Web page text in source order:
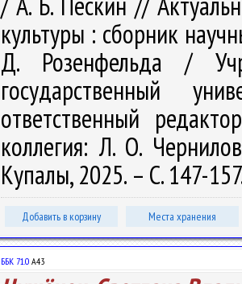
культуры : сборник
Д. Розенфельда /
государственный
ответственный
коллегия: Л. О.
Купалы, 2025. – С. 147-
Добавить в корзину Места хранения
ББК 71.0 А43